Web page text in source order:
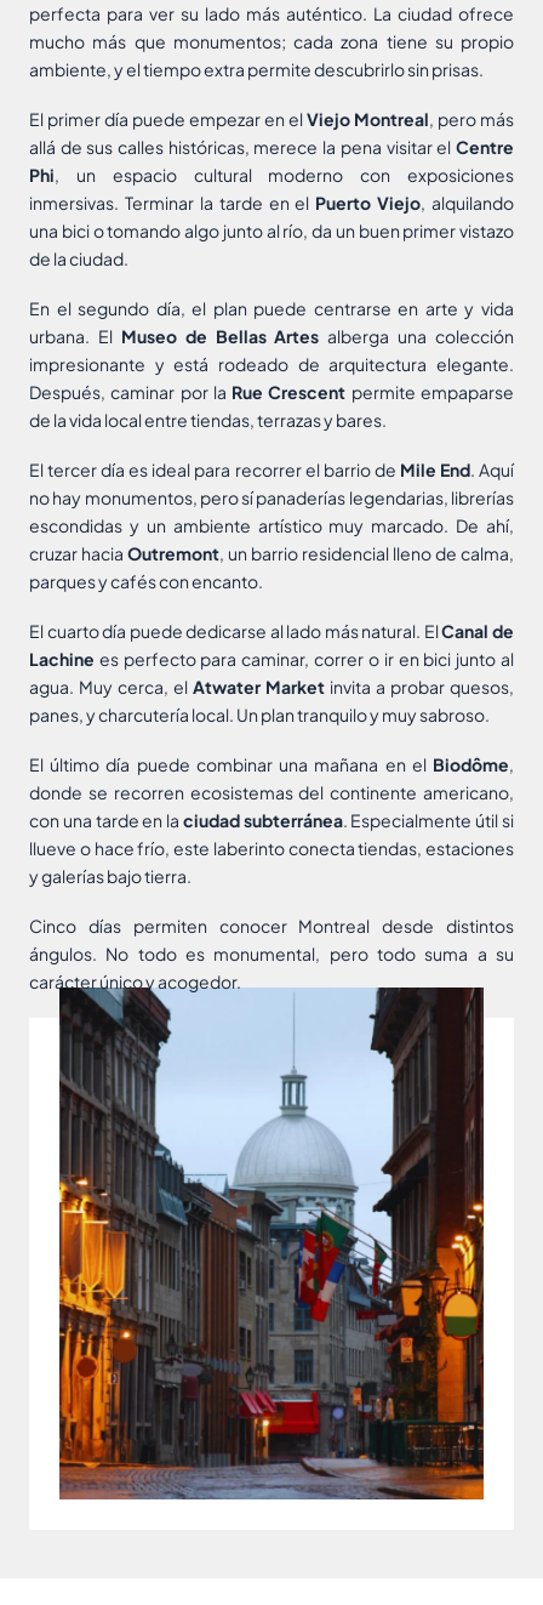
perfecta para ver su lado más auténtico. La ciudad ofrece
mucho más que monumentos; cada zona tiene su propio
ambiente, y el tiempo extra permite descubrirlo sin prisas.
El primer día puede empezar en elViejo Montreal, pero más
allá de sus calles históricas, merece la pena visitar el Centre
Phi, un espacio cultural moderno con exposiciones
inmersivas. Terminar la tarde en el Puerto Viejo, alquilando
una bici o tomando algo junto al río, da un buen primer vistazo
de la ciudad.
En el segundo día, el plan puede centrarse en arte y vida
urbana. El Museo de Bellas Artes alberga una colección
impresionante y está rodeado de arquitectura elegante.
Después, caminar por la Rue Crescent permite empaparse
de la vida local entre tiendas, terrazas y bares.
El tercer día es ideal para recorrer el barrio de Mile End. Aquí
no hay monumentos, pero sí panaderías legendarias, librerías
escondidas y un ambiente artístico muy marcado. De ahí,
cruzar hacia Outremont, un barrio residencial lleno de calma,
parques y cafés con encanto.
El cuarto día puede dedicarse al lado más natural. ElCanal de
Lachine es perfecto para caminar, correr o ir en bici junto al
agua. Muy cerca, el Atwater Market invita a probar quesos,
panes, y charcutería local. Un plan tranquilo y muy sabroso.
El último día puede combinar una mañana en el Biodôme,
donde se recorren ecosistemas del continente americano,
con una tarde en la ciudad subterránea. Especialmente útil si
llueve o hace frío, este laberinto conecta tiendas, estaciones
y galerías bajo tierra.
Cinco días permiten conocer Montreal desde distintos
ángulos. No todo es monumental, pero todo suma a su
carácter único y acogedor.